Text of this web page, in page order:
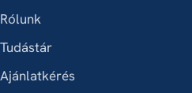
Rólunk
Tudástár
Ajánlatkérés